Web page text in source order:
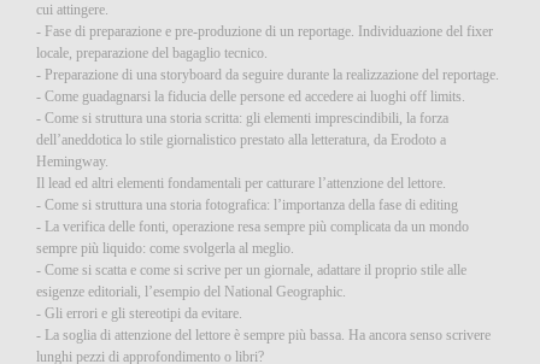
cui attingere.
- Fase di preparazione e pre-produzione di un reportage. Individuazione del fixer
locale, preparazione del bagaglio tecnico.
- Preparazione di una storyboard da seguire durante la realizzazione del reportage.
- Come guadagnarsi la fiducia delle persone ed accedere ai luoghi off limits.
- Come si struttura una storia scritta: gli elementi imprescindibili, la forza
dell’aneddotica lo stile giornalistico prestato alla letteratura, da Erodoto a
Hemingway.
Il lead ed altri elementi fondamentali per catturare l’attenzione del lettore.
- Come si struttura una storia fotografica: l’importanza della fase di editing
- La verifica delle fonti, operazione resa sempre più complicata da un mondo
sempre più liquido: come svolgerla al meglio.
- Come si scatta e come si scrive per un giornale, adattare il proprio stile alle
esigenze editoriali, l’esempio del National Geographic.
- Gli errori e gli stereotipi da evitare.
- La soglia di attenzione del lettore è sempre più bassa. Ha ancora senso scrivere
lunghi pezzi di approfondimento o libri?